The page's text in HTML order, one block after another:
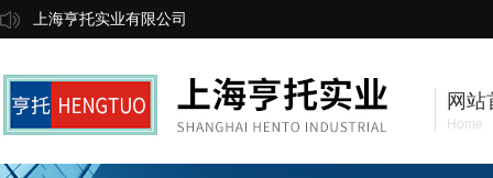
上海亨托实业有限公司
网站
Home